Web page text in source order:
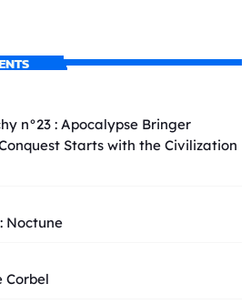
n°23 : Apocalypse Bringer
Starts with the Civilization
Noctune
Corbel